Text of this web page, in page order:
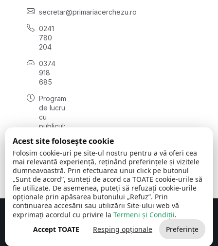
secretar@primariacerchezu.ro
0241
780
204
0374
918
685
Program
de lucru
cu
publicul:
08:00 -
16:30
, vineri:
08:00 -
14:00
Comuna Cerchezu © 2026Toate drepturile rezervate
Concept realizat de Big Media Relații Publice SRL
Acest site folosește cookie
Folosim cookie-uri pe site-ul nostru pentru a vă oferi cea
mai relevantă experiență, reținând preferințele și vizitele
dumneavoastră. Prin efectuarea unui click pe butonul
„Sunt de acord”, sunteți de acord ca TOATE cookie-urile să
fie utilizate. De asemenea, puteți să refuzați cookie-urile
opționale prin apăsarea butonului „Refuz”. Prin
continuarea accesării sau utilizării Site-ului web vă
exprimați acordul cu privire la Termeni și Condiții.
Accept TOATE
Resping opționale Preferințe